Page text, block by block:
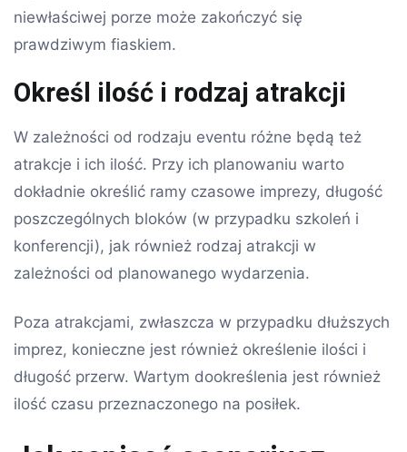
niewłaściwej porze może zakończyć się
prawdziwym fiaskiem.
Określ ilość i rodzaj atrakcji
W zależności od rodzaju eventu różne będą też
atrakcje i ich ilość. Przy ich planowaniu warto
dokładnie określić ramy czasowe imprezy, długość
poszczególnych bloków (w przypadku szkoleń i
konferencji), jak również rodzaj atrakcji w
zależności od planowanego wydarzenia.
Poza atrakcjami, zwłaszcza w przypadku dłuższych
imprez, konieczne jest również określenie ilości i
długość przerw. Wartym dookreślenia jest również
ilość czasu przeznaczonego na posiłek.